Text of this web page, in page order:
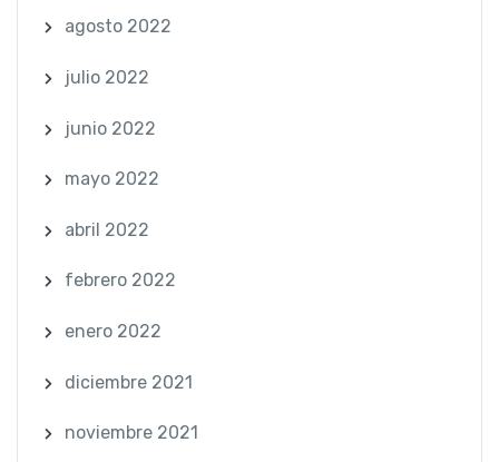
agosto 2022
julio 2022
junio 2022
mayo 2022
abril 2022
febrero 2022
enero 2022
diciembre 2021
noviembre 2021